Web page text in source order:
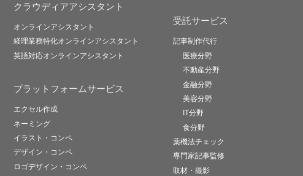
クラウディアアシスタント
オンラインアシスタント
経理業務特化オンラインアシスタント
英語対応オンラインアシスタント
プラットフォームサービス
エクセル作成
ネーミング
イラスト・コンペ
デザイン・コンペ
ロゴデザイン・コンペ
受託サービス
記事制作代行
医療分野
不動産分野
金融分野
美容分野
IT分野
食分野
薬機法チェック
専門家記事監修
取材・撮影